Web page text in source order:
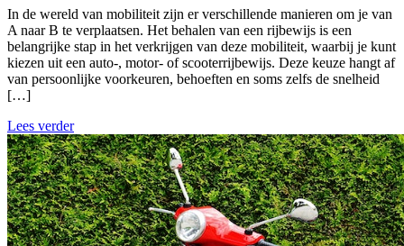
In de wereld van mobiliteit zijn er verschillende manieren om je van
A naar B te verplaatsen. Het behalen van een rijbewijs is een
belangrijke stap in het verkrijgen van deze mobiliteit, waarbij je kunt
kiezen uit een auto-, motor- of scooterrijbewijs. Deze keuze hangt af
van persoonlijke voorkeuren, behoeften en soms zelfs de snelheid
[…]
Lees verder